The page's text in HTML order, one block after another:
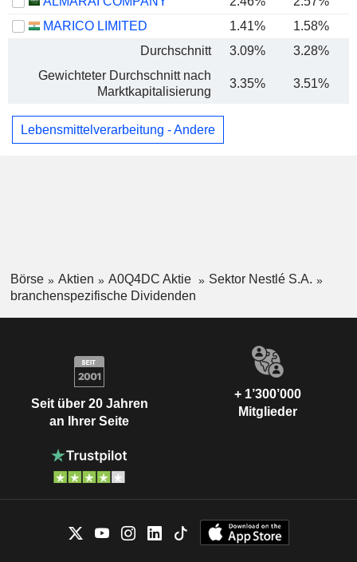
MARICO LIMITED
1.41% 1.58%
Durchschnitt
3.09% 3.28%
Gewichteter Durchschnitt nach
Marktkapitalisierung
3.35% 3.51%
Lebensmittelverarbeitung - Andere
Börse Aktien A0Q4DC Aktie
Sektor Nestlé S.A.
branchenspezifische Dividenden
Seit über 20 Jahren
an Ihrer Seite
+ 1’300’000
Mitglieder